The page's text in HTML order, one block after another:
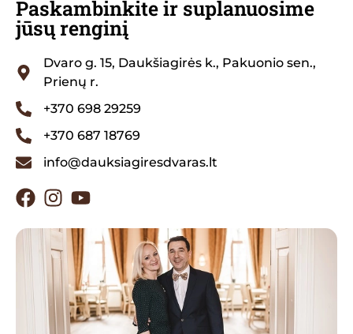
Paskambinkite ir suplanuosime
jūsų renginį
Dvaro g. 15, Daukšiagirės k., Pakuonio sen.,
Prienų r.
+370 698 29259
+370 687 18769
info@dauksiagiresdvaras.lt